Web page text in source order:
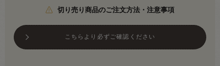
切り売り商品のご注文方法・注意事項
こちらより必ずご確認ください